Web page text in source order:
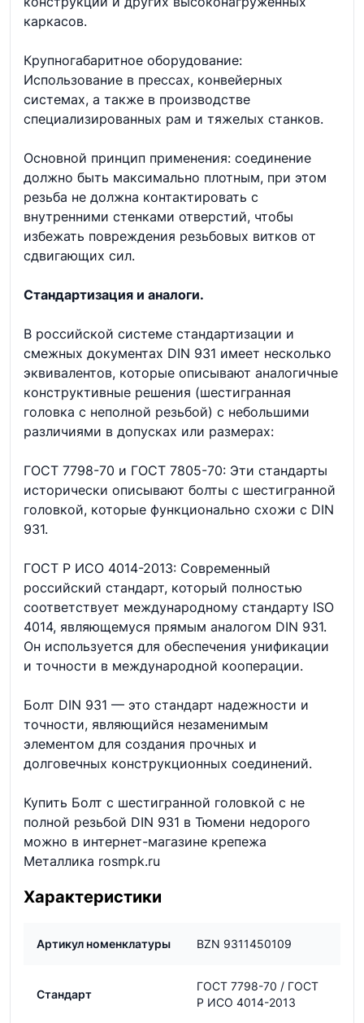
каркасов.
Крупногабаритное оборудование:
Использование в прессах, конвейерных
системах, а также в производстве
специализированных рам и тяжелых станков.
Основной принцип применения: соединение
должно быть максимально плотным, при этом
резьба не должна контактировать с
внутренними стенками отверстий, чтобы
избежать повреждения резьбовых витков от
сдвигающих сил.
Стандартизация и аналоги.
В российской системе стандартизации и
смежных документах DIN 931 имеет несколько
эквивалентов, которые описывают аналогичные
конструктивные решения (шестигранная
головка с неполной резьбой) с небольшими
различиями в допусках или размерах:
ГОСТ 7798-70 и ГОСТ 7805-70: Эти стандарты
исторически описывают болты с шестигранной
головкой, которые функционально схожи с DIN
931.
ГОСТ Р ИСО 4014-2013: Современный
российский стандарт, который полностью
соответствует международному стандарту ISO
4014, являющемуся прямым аналогом DIN 931.
Он используется для обеспечения унификации
и точности в международной кооперации.
Болт DIN 931 — это стандарт надежности и
точности, являющийся незаменимым
элементом для создания прочных и
долговечных конструкционных соединений.
Купить Болт с шестигранной головкой с не
полной резьбой DIN 931 в Тюмени недорого
можно в интернет-магазине крепежа
Металлика rosmpk.ru
Характеристики
Артикул номенклатуры BZN 9311450109
Стандарт
ГОСТ 7798-70 / ГОСТ
Р ИСО 4014-2013